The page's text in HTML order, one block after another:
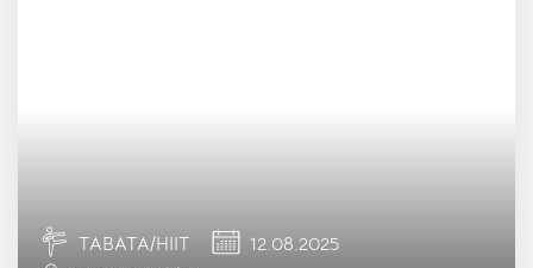
TABATA/HIIT
12.08.2025